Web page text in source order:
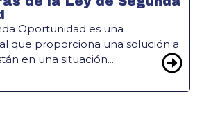
Oportunidad es una
que proporciona una solución a
en una situación...